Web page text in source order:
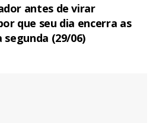
antes de virar
que seu dia encerra as
(29/06)